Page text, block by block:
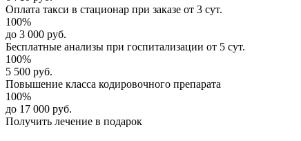
Оплата такси в стационар при заказе от 3 сут.
100%
до 3 000 руб.
Бесплатные анализы при госпитализации от 5 сут.
100%
5 500 руб.
Повышение класса кодировочного препарата
100%
до 17 000 руб.
Получить лечение в подарок